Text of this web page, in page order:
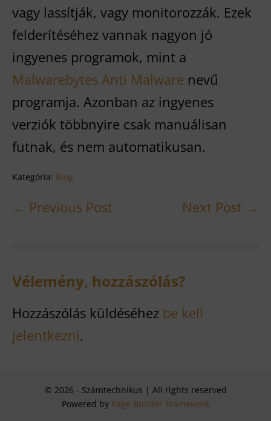
vagy lassítják, vagy monitorozzák. Ezek
felderítéséhez vannak nagyon jó
ingyenes programok, mint a
Malwarebytes Anti Malware nevű
programja. Azonban az ingyenes
verziók többnyire csak manuálisan
futnak, és nem automatikusan.
Kategória: Blog
Post
← Previous Post Next Post →
Vélemény, hozzászólás?
Hozzászólás küldéséhez be kell
jelentkezni.
© 2026 - Számtechnikus | All rights reserved
Powered by Page Builder Framework